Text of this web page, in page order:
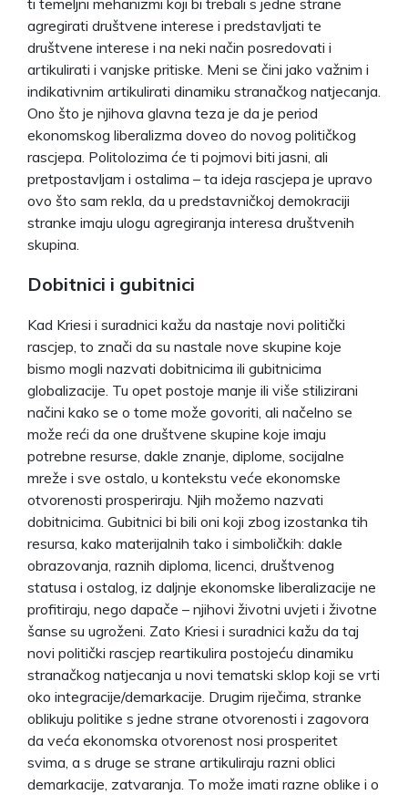
ti temeljni mehanizmi koji bi trebali s jedne strane
agregirati društvene interese i predstavljati te
društvene interese i na neki način posredovati i
artikulirati i vanjske pritiske. Meni se čini jako važnim i
indikativnim artikulirati dinamiku stranačkog natjecanja.
Ono što je njihova glavna teza je da je period
ekonomskog liberalizma doveo do novog političkog
rascjepa. Politolozima će ti pojmovi biti jasni, ali
pretpostavljam i ostalima – ta ideja rascjepa je upravo
ovo što sam rekla, da u predstavničkoj demokraciji
stranke imaju ulogu agregiranja interesa društvenih
skupina.
Dobitnici i gubitnici
Kad Kriesi i suradnici kažu da nastaje novi politički
rascjep, to znači da su nastale nove skupine koje
bismo mogli nazvati dobitnicima ili gubitnicima
globalizacije. Tu opet postoje manje ili više stilizirani
načini kako se o tome može govoriti, ali načelno se
može reći da one društvene skupine koje imaju
potrebne resurse, dakle znanje, diplome, socijalne
mreže i sve ostalo, u kontekstu veće ekonomske
otvorenosti prosperiraju. Njih možemo nazvati
dobitnicima. Gubitnici bi bili oni koji zbog izostanka tih
resursa, kako materijalnih tako i simboličkih: dakle
obrazovanja, raznih diploma, licenci, društvenog
statusa i ostalog, iz daljnje ekonomske liberalizacije ne
profitiraju, nego dapače – njihovi životni uvjeti i životne
šanse su ugroženi. Zato Kriesi i suradnici kažu da taj
novi politički rascjep reartikulira postojeću dinamiku
stranačkog natjecanja u novi tematski sklop koji se vrti
oko integracije/demarkacije. Drugim riječima, stranke
oblikuju politike s jedne strane otvorenosti i zagovora
da veća ekonomska otvorenost nosi prosperitet
svima, a s druge se strane artikuliraju razni oblici
demarkacije, zatvaranja. To može imati razne oblike i o